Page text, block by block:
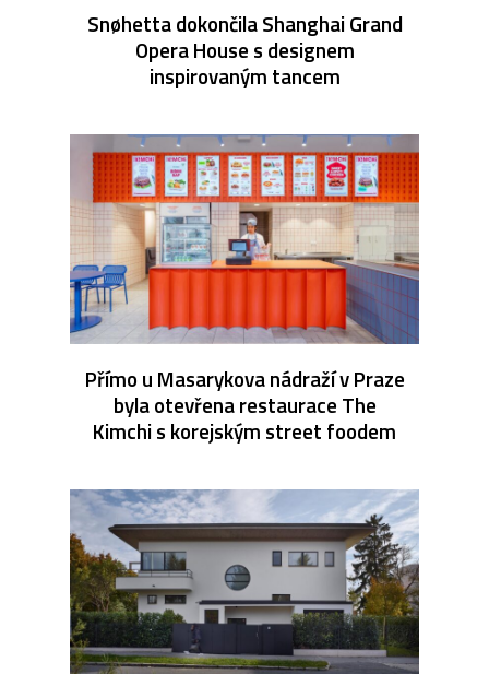
Snøhetta dokončila Shanghai Grand
Opera House s designem
inspirovaným tancem
Přímo u Masarykova nádraží v Praze
byla otevřena restaurace The
Kimchi s korejským street foodem